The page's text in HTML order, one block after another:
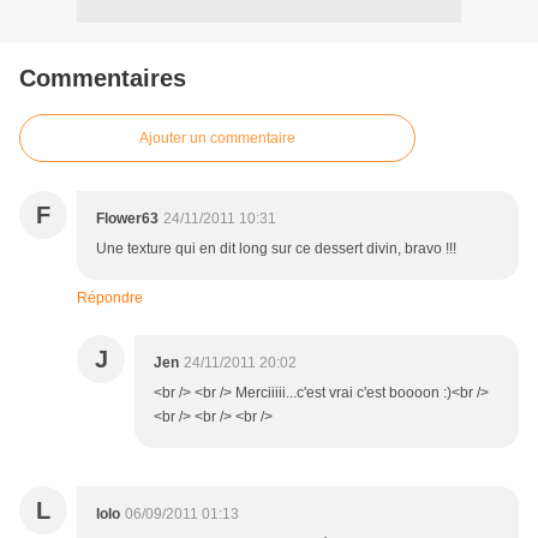
Commentaires
Ajouter un commentaire
F Flower63 24/11/2011 10:31
Une texture qui en dit long sur ce dessert divin, bravo !!!
Répondre
J Jen 24/11/2011 20:02
<br /> <br /> Merciiiii...c'est vrai c'est boooon :)<br />
<br /> <br /> <br />
L lolo 06/09/2011 01:13